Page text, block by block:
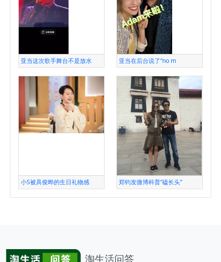
亚当这次歌手舞台不是放水 亚当在后台说了“no m
小S被具俊晔的生日礼物感 郑钧发微博科普“磕长头”
淘生活问答